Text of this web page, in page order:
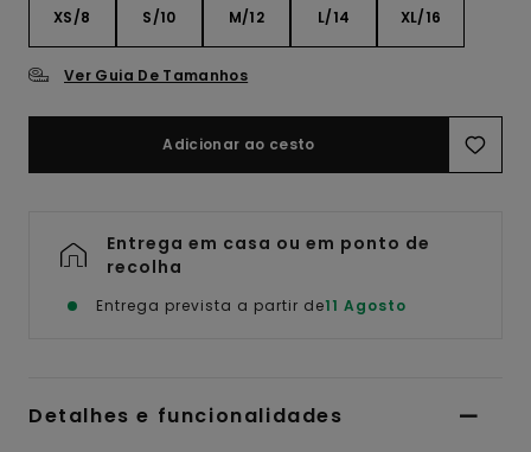
XS/8 S/10 M/12 L/14 XL/16
Ver Guia De Tamanhos
Adicionar ao cesto
Entrega em casa ou em ponto de
recolha
Entrega prevista a partir de11 Agosto
Detalhes e funcionalidades